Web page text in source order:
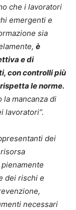
che i lavoratori
emergenti e
sia
è
e di
con controlli più
le norme.
la mancanza di
lavoratori”.
dei
dei rischi e
necessari